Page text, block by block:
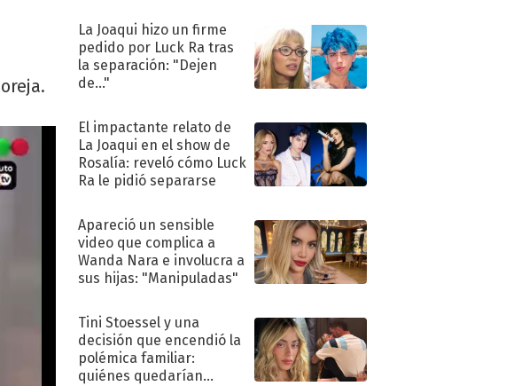
La Joaqui hizo un firme
pedido por Luck Ra tras
la separación: "Dejen
de..."
El impactante relato de
La Joaqui en el show de
Rosalía: reveló cómo Luck
Ra le pidió separarse
Apareció un sensible
video que complica a
Wanda Nara e involucra a
sus hijas: "Manipuladas"
Tini Stoessel y una
decisión que encendió la
polémica familiar:
quiénes quedarían